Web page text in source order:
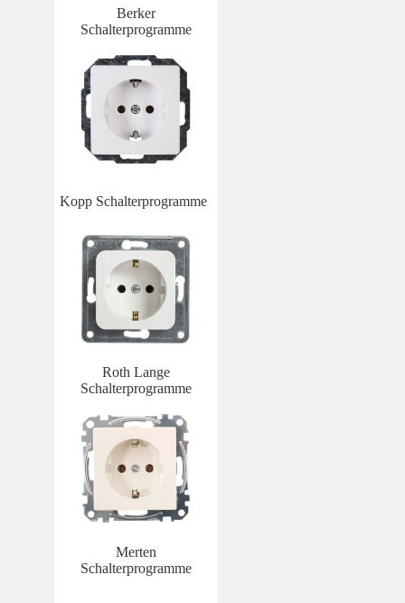
Berker
Schalterprogramme
Kopp Schalterprogramme
Roth Lange
Schalterprogramme
Merten
Schalterprogramme